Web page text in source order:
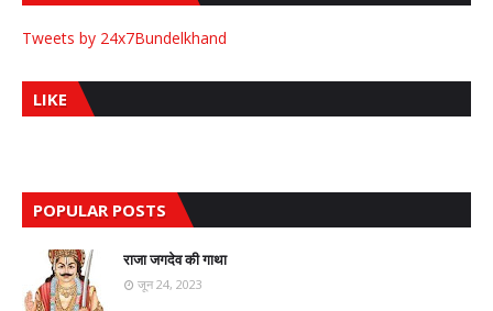
Tweets by 24x7Bundelkhand
LIKE
POPULAR POSTS
राजा जगदेव की गाथा
जून 24, 2023